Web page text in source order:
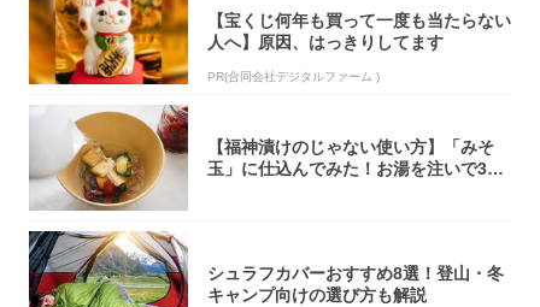
【宝くじ何年も買って一度も当たらない
人へ】原因、はっきりしてます
PR(合同会社デジタルファーム )
【福神漬けのじゃない使い方】「みそ
玉」に仕込んでみた！お湯を注いで30
シュラフカバーおすすめ8選！登山・冬
キャンプ向けの選び方も解説